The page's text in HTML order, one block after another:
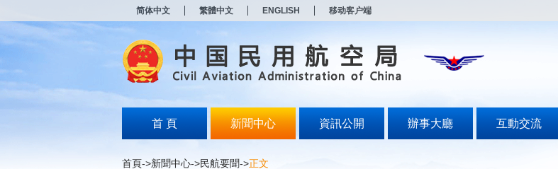
简体中文 繁體中文 ENGLISH 移动客户端
首 頁 新聞中心 資訊公開 辦事大廳 互動交流
首頁->新聞中心->民航要聞->正文
打
无
障